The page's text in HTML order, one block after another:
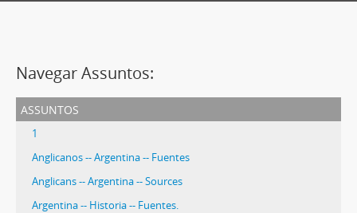
Navegar Assuntos:
assuntos
1
Anglicanos -- Argentina -- Fuentes
Anglicans -- Argentina -- Sources
Argentina -- Historia -- Fuentes.